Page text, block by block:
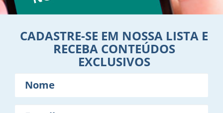
CADASTRE-SE EM NOSSA LISTA E
RECEBA CONTEÚDOS
EXCLUSIVOS